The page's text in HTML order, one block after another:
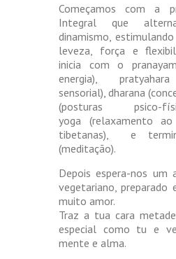
Começamos com a
Integral que
dinamismo,
leveza, força e
inicia com o
energia),
sensorial), dharana
(posturas psico-
yoga (relaxamento
tibetanas), e
(meditação).
Depois espera-nos um
vegetariano, preparado
muito amor.
Traz a tua cara
especial como tu e
mente e alma.